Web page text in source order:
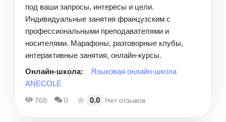
под ваши запросы, интересы и цели.
Индивидуальные занятия французским с
профессиональными преподавателями и
носителями. Марафоны, разговорные клубы,
интерактивные занятия, онлайн-курсы.
Онлайн-школа:
Языковая онлайн-школа
ANECOLE
768 0 0.0 Нет отзывов